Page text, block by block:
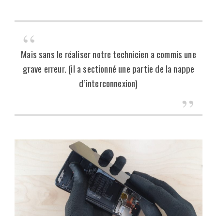
Mais sans le réaliser notre technicien a commis une
grave erreur. (il a sectionné une partie de la nappe
d’interconnexion)